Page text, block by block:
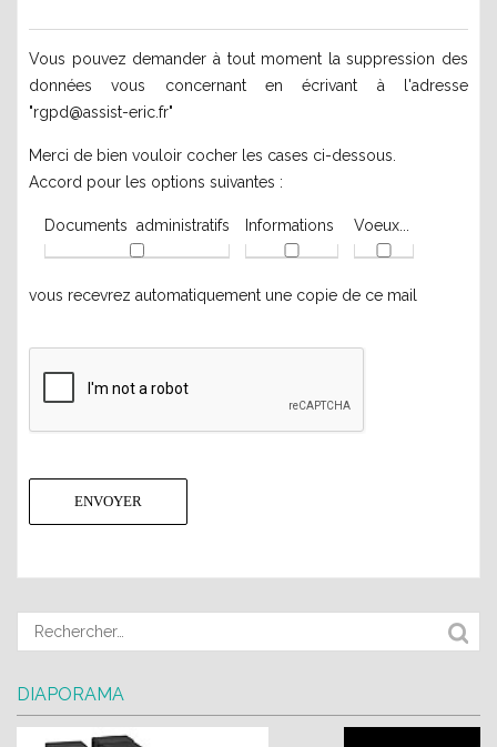
Vous pouvez demander à tout moment la suppression des
données vous concernant en écrivant à l'adresse
"rgpd@assist-eric.fr"
Merci de bien vouloir cocher les cases ci-dessous.
Accord pour les options suivantes :
Documents administratifs Informations Voeux...
vous recevrez automatiquement une copie de ce mail
DIAPORAMA